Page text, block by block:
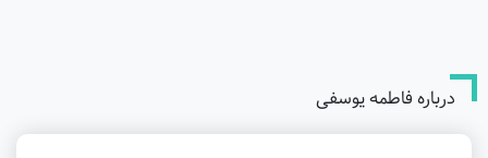
درباره فاطمه یوسفی